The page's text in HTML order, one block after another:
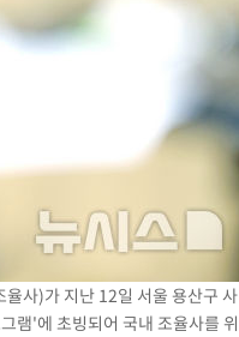
사)가 지난 12일 서울 용산구 사
램'에 초빙되어 국내 조율사를 위